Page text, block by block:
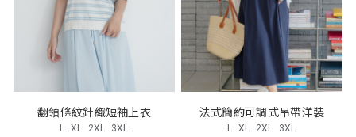
翻領條紋針織短袖上衣
L XL 2XL 3XL
法式簡約可調式吊帶洋裝
L XL 2XL 3XL